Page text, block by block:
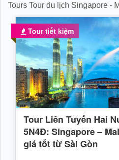
Tours Tour du lịch Singapore -
Tour tiết kiệm
Tour Liên Tuyến Hai
5N4Đ: Singapore –
giá tốt từ Sài Gòn